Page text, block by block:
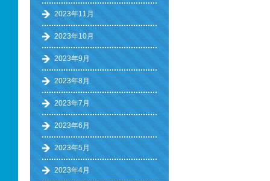
2023年11月
2023年10月
2023年9月
2023年8月
2023年7月
2023年6月
2023年5月
2023年4月